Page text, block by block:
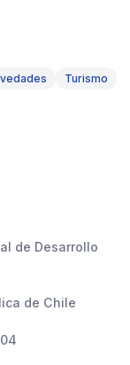
Turismo
de Desarrollo
de Chile